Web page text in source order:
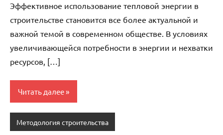
Эффективное использование тепловой энергии в
строительстве становится все более актуальной и
важной темой в современном обществе. В условиях
увеличивающейся потребности в энергии и нехватки
ресурсов, […]
Читать далее
Методология строительства